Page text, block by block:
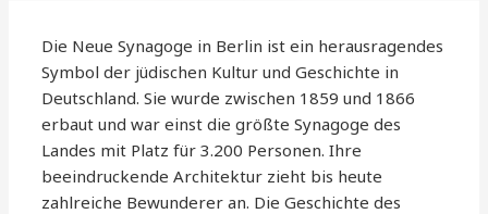
Die Neue Synagoge in Berlin ist ein herausragendes
Symbol der jüdischen Kultur und Geschichte in
Deutschland. Sie wurde zwischen 1859 und 1866
erbaut und war einst die größte Synagoge des
Landes mit Platz für 3.200 Personen. Ihre
beeindruckende Architektur zieht bis heute
zahlreiche Bewunderer an. Die Geschichte des